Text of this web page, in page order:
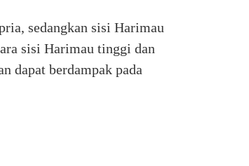
sedangkan sisi Harimau
sisi Harimau tinggi dan
dapat berdampak pada